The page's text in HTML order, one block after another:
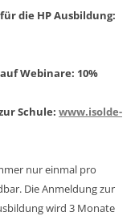
die HP Ausbildung:
Webinare: 10%
Schule: www.isolde-
nur einmal pro
Die Anmeldung zur
wird 3 Monate